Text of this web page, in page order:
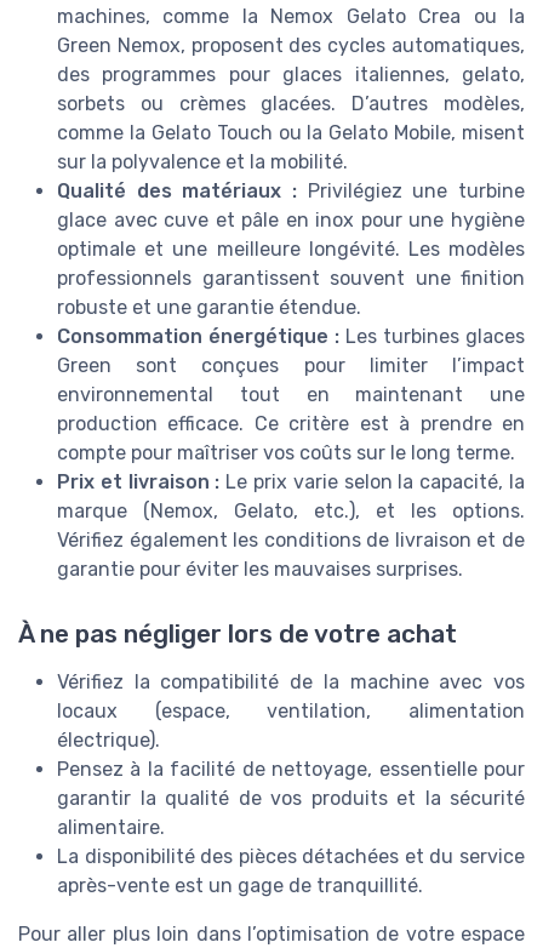
machines, comme la Nemox Gelato Crea ou la
Green Nemox, proposent des cycles automatiques,
des programmes pour glaces italiennes, gelato,
sorbets ou crèmes glacées. D’autres modèles,
comme la Gelato Touch ou la Gelato Mobile, misent
sur la polyvalence et la mobilité.
Qualité des matériaux : Privilégiez une turbine
glace avec cuve et pâle en inox pour une hygiène
optimale et une meilleure longévité. Les modèles
professionnels garantissent souvent une finition
robuste et une garantie étendue.
Consommation énergétique : Les turbines glaces
Green sont conçues pour limiter l’impact
environnemental tout en maintenant une
production efficace. Ce critère est à prendre en
compte pour maîtriser vos coûts sur le long terme.
Prix et livraison : Le prix varie selon la capacité, la
marque (Nemox, Gelato, etc.), et les options.
Vérifiez également les conditions de livraison et de
garantie pour éviter les mauvaises surprises.
À ne pas négliger lors de votre achat
Vérifiez la compatibilité de la machine avec vos
locaux (espace, ventilation, alimentation
électrique).
Pensez à la facilité de nettoyage, essentielle pour
garantir la qualité de vos produits et la sécurité
alimentaire.
La disponibilité des pièces détachées et du service
après-vente est un gage de tranquillité.
Pour aller plus loin dans l’optimisation de votre espace